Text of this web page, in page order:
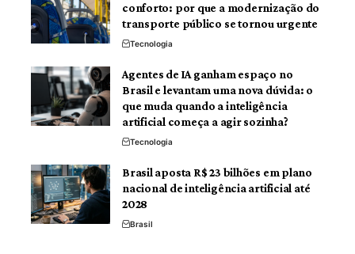
conforto: por que a modernização do
transporte público se tornou urgente
Tecnologia
Agentes de IA ganham espaço no
Brasil e levantam uma nova dúvida: o
que muda quando a inteligência
artificial começa a agir sozinha?
Tecnologia
Brasil aposta R$ 23 bilhões em plano
nacional de inteligência artificial até
2028
Brasil